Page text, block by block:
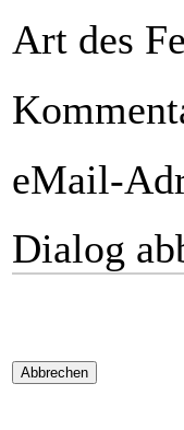
Art des
eMail-
Dialog
Abbrechen